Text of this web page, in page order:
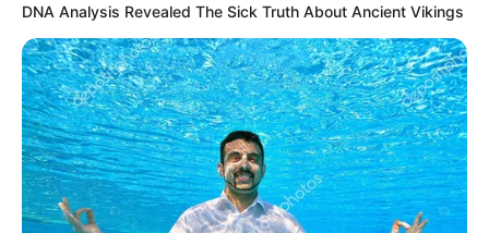
DNA Analysis Revealed The Sick Truth About Ancient Vikings